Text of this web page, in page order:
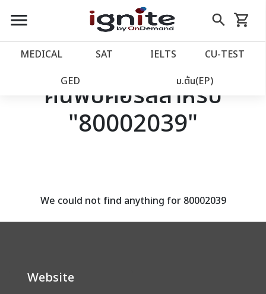
close
account_balance หน้าแรก
เว็บไซต์อิกไนท์
โปรโมชั่น
assignment ลงทะเบียน
menu search
Skip
to
shopping_cart
รถเข็น
MEDICAL SAT IELTS CU‑TEST
GED ม.ต้น(EP)
ค้นพบคอร์สสำหรับ
"80002039"
We could not find anything for 80002039
Website